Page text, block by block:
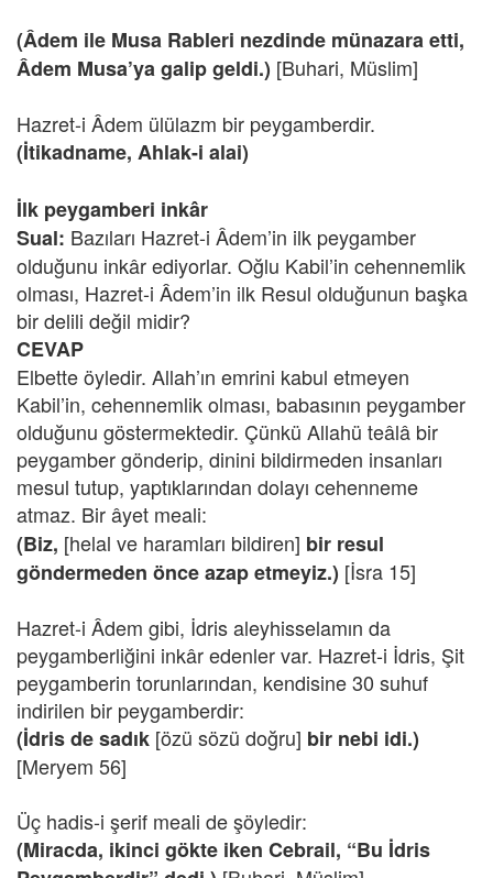
(Âdem ile Musa Rableri nezdinde münazara etti,
Âdem Musa’ya galip geldi.) [Buhari, Müslim]
Hazret-i Âdem ülülazm bir peygamberdir.
(İtikadname, Ahlak-i alai)
İlk peygamberi inkâr
Sual: Bazıları Hazret-i Âdem’in ilk peygamber
olduğunu inkâr ediyorlar. Oğlu Kabil’in cehennemlik
olması, Hazret-i Âdem’in ilk Resul olduğunun başka
bir delili değil midir?
CEVAP
Elbette öyledir. Allah’ın emrini kabul etmeyen
Kabil’in, cehennemlik olması, babasının peygamber
olduğunu göstermektedir. Çünkü Allahü teâlâ bir
peygamber gönderip, dinini bildirmeden insanları
mesul tutup, yaptıklarından dolayı cehenneme
atmaz. Bir âyet meali:
(Biz, [helal ve haramları bildiren] bir resul
göndermeden önce azap etmeyiz.) [İsra 15]
Hazret-i Âdem gibi, İdris aleyhisselamın da
peygamberliğini inkâr edenler var. Hazret-i İdris, Şit
peygamberin torunlarından, kendisine 30 suhuf
indirilen bir peygamberdir:
(İdris de sadık [özü sözü doğru] bir nebi idi.)
[Meryem 56]
Üç hadis-i şerif meali de şöyledir:
(Miracda, ikinci gökte iken Cebrail, “Bu İdris